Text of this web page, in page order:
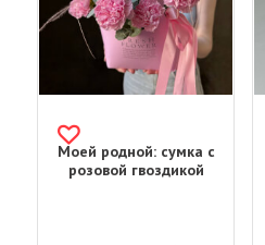
Моей родной: сумка с
розовой гвоздикой